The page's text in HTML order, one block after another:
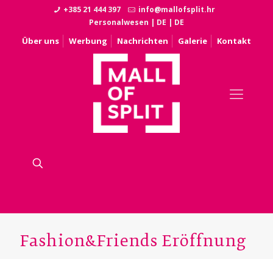
+385 21 444 397
info@mallofsplit.hr
Personalwesen | DE | DE
Über uns Werbung Nachrichten Galerie Kontakt
Fashion&Friends Eröffnung